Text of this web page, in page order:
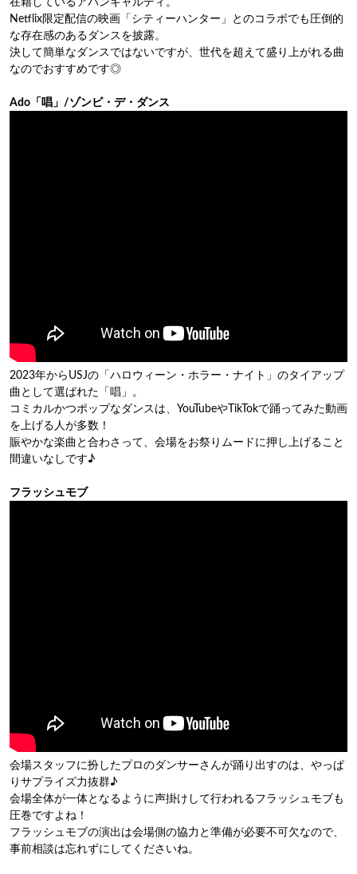
Netflix限定配信の映画「シティーハンター」とのコラボでも圧倒的
な存在感のあるダンスを披露。
決して簡単なダンスではないですが、世代を超えて盛り上がれる曲
なのでおすすめです◎
Ado「唱」/ゾンビ・デ・ダンス
2023年からUSJの「ハロウィーン・ホラー・ナイト」のタイアップ
曲として選ばれた「唱」。
コミカルかつポップなダンスは、YouTubeやTikTokで踊ってみた動画
を上げる人が多数！
賑やかな楽曲と合わさって、会場をお祭りムードに押し上げること
間違いなしです♪
フラッシュモブ
会場スタッフに扮したプロのダンサーさんが踊り出すのは、やっぱ
りサプライズ力抜群♪
会場全体が一体となるように声掛けして行われるフラッシュモブも
圧巻ですよね！
フラッシュモブの演出は会場側の協力と準備が必要不可欠なので、
事前相談は忘れずにしてくださいね。